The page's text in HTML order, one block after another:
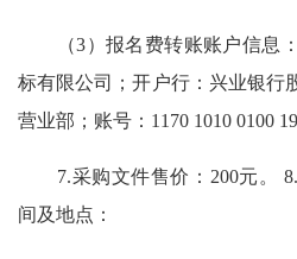
（3）报名费转账账户信息：
标有限公司；开户行：兴业银行
营业部；账号：1170 1010 0100
7.采购文件售价：200元。 8.
间及地点：